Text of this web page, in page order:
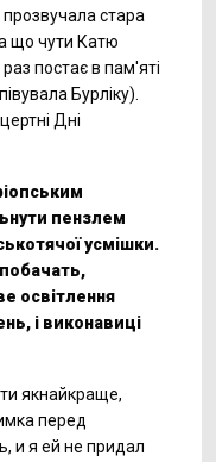
стара
що чути Катю
постає в пам'яті
Бурліку).
Дні
пензлем
усмішки.
побачать,
освітлення
і виконавиці
якнайкраще,
перед
и я ей не придал